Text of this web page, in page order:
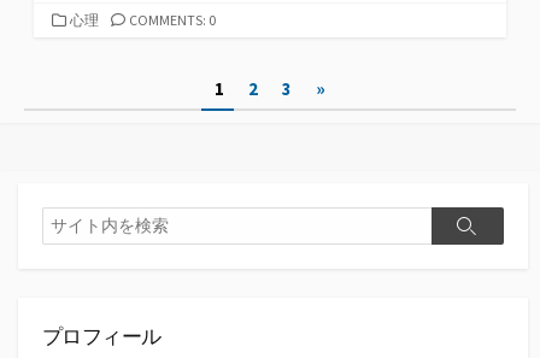
カ
ー
心理 COMMENTS: 0
ペ
ー
送
1 2 3 »
検
索
検
プロフィール